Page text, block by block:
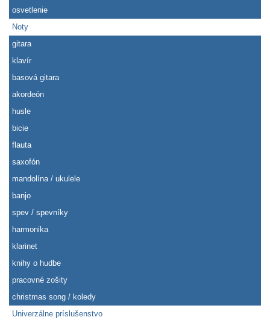
osvetlenie
Noty
gitara
klavír
basová gitara
akordeón
husle
bicie
flauta
saxofón
mandolína / ukulele
banjo
spev / spevníky
harmonika
klarinet
knihy o hudbe
pracovné zošity
christmas song / koledy
Univerzálne príslušenstvo